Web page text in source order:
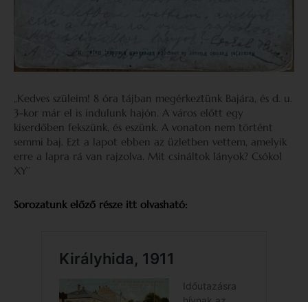
„Kedves szüleim! 8 óra tájban megérkeztünk Bajára, és d. u.
3-kor már el is indulunk hajón. A város előtt egy
kiserdőben fekszünk, és eszünk. A vonaton nem történt
semmi baj. Ezt a lapot ebben az üzletben vettem, amelyik
erre a lapra rá van rajzolva. Mit csináltok lányok? Csókol
XY”
Sorozatunk előző része itt olvasható: